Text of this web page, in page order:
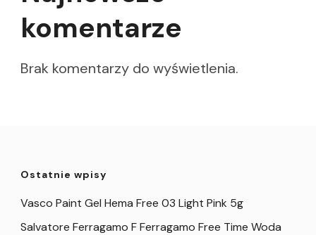
komentarze
Brak komentarzy do wyświetlenia.
Ostatnie wpisy
Vasco Paint Gel Hema Free 03 Light Pink 5g
Salvatore Ferragamo F Ferragamo Free Time Woda